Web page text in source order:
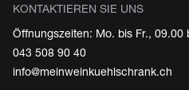
KONTAKTIEREN SIE UNS
Öffnungszeiten: Mo. bis Fr., 09.00
043 508 90 40
info@meinweinkuehlschrank.ch